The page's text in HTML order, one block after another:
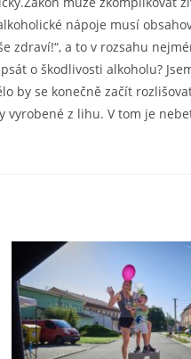
nápoje musí
zdraví!“, a to v rozsahu
o škodlivosti alkoholu?
by se konečně začít
z lihu. V tom je